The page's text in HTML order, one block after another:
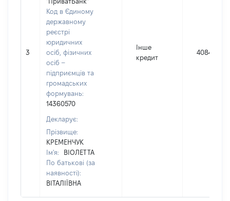
3
Код в Єдиному
державному
реєстрі
юридичних
осіб, фізичних
осіб –
підприємців та
громадських
формувань:
14360570
Декларує:
Прізвище:
КРЕМЕНЧУК
Ім'я:
ВІОЛЕТТА
По батькові (за
наявності):
ВІТАЛІЇВНА
Інше
кредит
40847